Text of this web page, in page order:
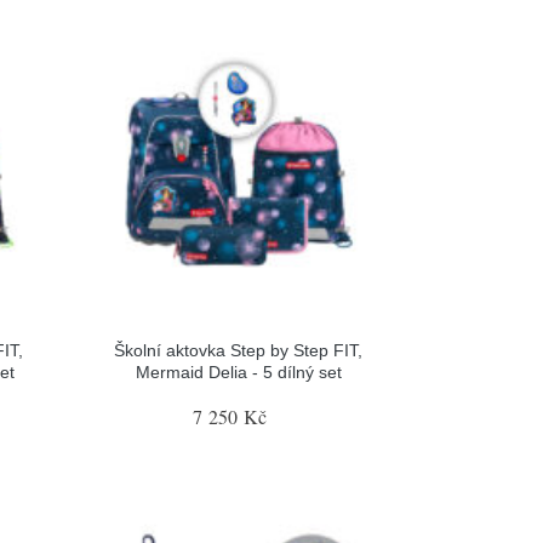
Školní aktovka Step by Step FIT,
Mermaid Delia - 5 dílný set
7 250 Kč